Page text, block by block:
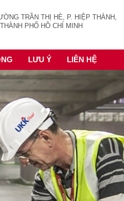
TRẦN THỊ HÈ, P. HIỆP THÀNH,
PHỐ HỒ CHÍ MINH
LƯU Ý LIÊN HỆ